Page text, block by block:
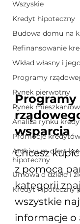
Wszyskie
Kredyt hipoteczny
Budowa domu na
Refinansowanie
Wkład własny i
Programy
Rynek pierwotny
Rynek
Analiza rynku
Promocje
Archiwum ofert
hipoteczny
Umowa o dzieło i
Kredyt hipoteczny
Programy
wsparcia
Chcesz
z pomocą
kategorii
wszystkie
informacje o